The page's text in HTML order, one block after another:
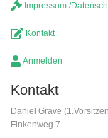
Impressum /
Kontakt
Anmelden
Kontakt
Daniel Grave
Finkenweg 7